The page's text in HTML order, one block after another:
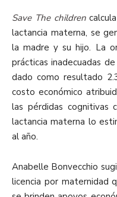
Save The children
lactancia materna, se
la madre y su hijo. La
prácticas inadecuadas
dado como resultado
costo económico
las pérdidas cognitivas
lactancia materna lo
al año.
Anabelle Bonvecchio
licencia por maternidad